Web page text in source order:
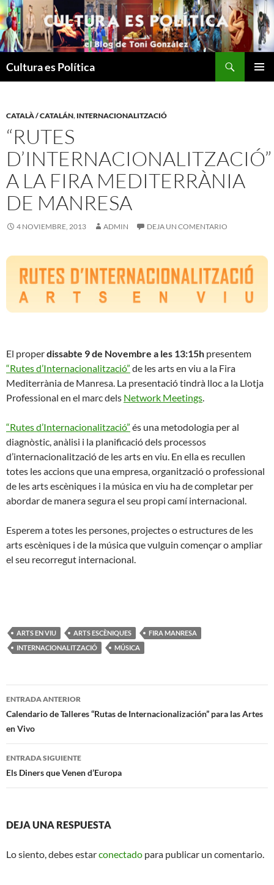
Saltar
al
contenido
Cultura es Política
CATALÀ / CATALÁN, INTERNACIONALITZACIÓ
“RUTES
D’INTERNACIONALITZACIÓ”
A LA FIRA MEDITERRÀNIA
DE MANRESA
4 NOVIEMBRE, 2013 ADMIN DEJA UN COMENTARIO
El properdissabte 9 de Novembre a les 13:15h presentem
“Rutes d’Internacionalització” de les arts en viu a la Fira
Mediterrània de Manresa. La presentació tindrà lloc a la Llotja
Professional en el marc dels Network Meetings.
“Rutes d’Internacionalització” és una metodologia per al
diagnòstic, anàlisi i la planificació dels processos
d’internacionalització de les arts en viu. En ella es recullen
totes les accions que una empresa, organització o professional
de les arts escèniques i la música en viu ha de completar per
abordar de manera segura el seu propi camí internacional.
Esperem a totes les persones, projectes o estructures de les
arts escèniques i de la música que vulguin començar o ampliar
el seu recorregut internacional.
ARTS EN VIU ARTS ESCÈNIQUES
FIRA MANRESA
INTERNACIONALITZACIÓ
MÚSICA
Navegación
de
entradas
ENTRADA ANTERIOR
Calendario de Talleres “Rutas de Internacionalización” para las Artes
en Vivo
ENTRADA SIGUIENTE
Els Diners que Venen d’Europa
DEJA UNA RESPUESTA
Lo siento, debes estarconectado para publicar un comentario.